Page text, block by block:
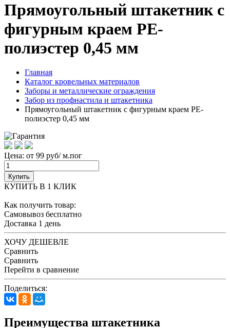
Прямоугольный штакетник с
фигурным краем PE-
полиэстер 0,45 мм
Главная
Каталог кровельных материалов
Заборы и металлические ограждения
Забор из профнастила и штакетника
Прямоугольный штакетник с фигурным краем PE-
полиэстер 0,45 мм
Цена: от 99 руб/ м.пог
Купить
КУПИТЬ В 1 КЛИК
Как получить товар:
Самовывоз бесплатно
Доставка 1 день
ХОЧУ ДЕШЕВЛЕ
Сравнить
Сравнить
Перейти в сравнение
Поделиться:
Преимущества штакетника